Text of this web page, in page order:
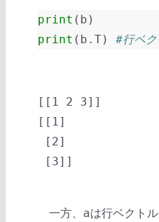
print ( b )
print ( b . T) #行ベ
[[1 2 3]]
[[1]
[2]
一方、 aは行ベクト